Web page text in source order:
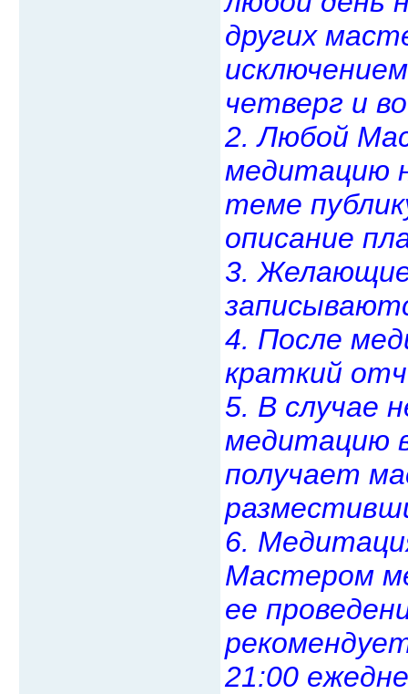
других
четверг и
2. Любой
медитацию
теме
описание
3.
4. После
краткий
5. В случае
медитацию
получает
6.
Мастером
ее
21:00